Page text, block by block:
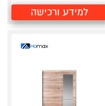
למידע ורכישה